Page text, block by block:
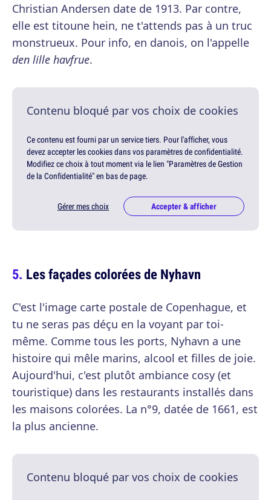
Christian Andersen date de 1913. Par contre,
elle est titoune hein, ne t'attends pas à un truc
monstrueux. Pour info, en danois, on l'appelle
den lille havfrue.
Contenu bloqué par vos choix de cookies
Ce contenu est fourni par un service tiers. Pour l'afficher, vous
devez accepter les cookies dans vos paramètres de confidentialité.
Modifiez ce choix à tout moment via le lien "Paramètres de Gestion
de la Confidentialité" en bas de page.
Gérer mes choix Accepter & afficher
Les façades colorées de Nyhavn
C'est l'image carte postale de Copenhague, et
tu ne seras pas déçu en la voyant par toi-
même. Comme tous les ports, Nyhavn a une
histoire qui mêle marins, alcool et filles de joie.
Aujourd'hui, c'est plutôt ambiance cosy (et
touristique) dans les restaurants installés dans
les maisons colorées. La n°9, datée de 1661, est
la plus ancienne.
Contenu bloqué par vos choix de cookies